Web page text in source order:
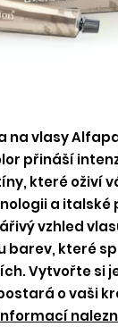
na vlasy
přináší
které oživí
a italské
vzhled
barev, které
Vytvořte si
o vaši